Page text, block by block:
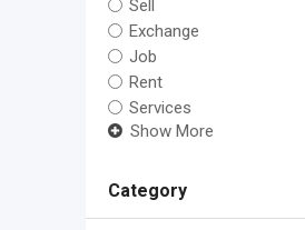
Sell
Exchange
Job
Rent
Services
Show More
Category